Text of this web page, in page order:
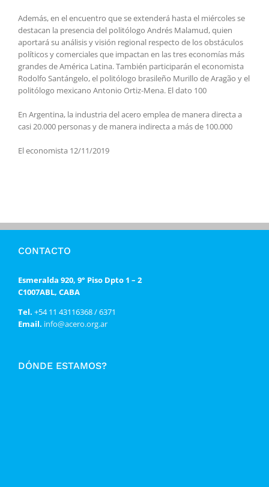
Además, en el encuentro que se extenderá hasta el miércoles se
destacan la presencia del politólogo Andrés Malamud, quien
aportará su análisis y visión regional respecto de los obstáculos
políticos y comerciales que impactan en las tres economías más
grandes de América Latina. También participarán el economista
Rodolfo Santángelo, el politólogo brasileño Murillo de Aragão y el
politólogo mexicano Antonio Ortiz-Mena. El dato 100
En Argentina, la industria del acero emplea de manera directa a
casi 20.000 personas y de manera indirecta a más de 100.000
El economista 12/11/2019
CONTACTO
Esmeralda 920, 9° Piso Dpto 1 – 2
C1007ABL, CABA
Tel. +54 11 43116368 / 6371
Email. info@acero.org.ar
DÓNDE ESTAMOS?